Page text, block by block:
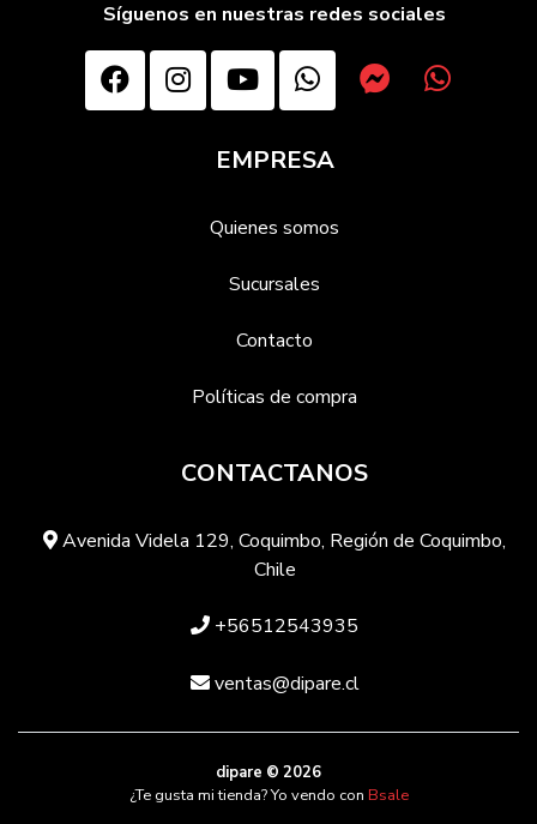
Síguenos en nuestras redes sociales
EMPRESA
Quienes somos
Sucursales
Contacto
Políticas de compra
CONTACTANOS
Avenida Videla 129, Coquimbo, Región de Coquimbo,
Chile
+56512543935
ventas@dipare.cl
dipare © 2026
¿Te gusta mi tienda? Yo vendo con Bsale